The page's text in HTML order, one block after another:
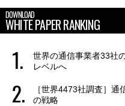
DOWNLOAD
WHITE PAPER RANKING
世界の通信事業者33社
レベルへ
［世界4473社調査］
の戦略